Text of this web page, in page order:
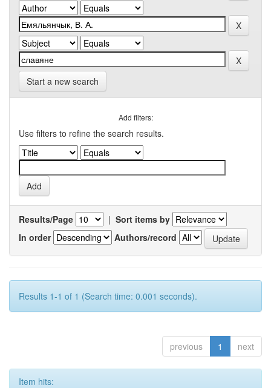
Start a new search
Add filters:
Use filters to refine the search results.
Results/Page | Sort items by
In order
Authors/record
Results 1-1 of 1 (Search time: 0.001 seconds).
previous 1 next
Item hits: